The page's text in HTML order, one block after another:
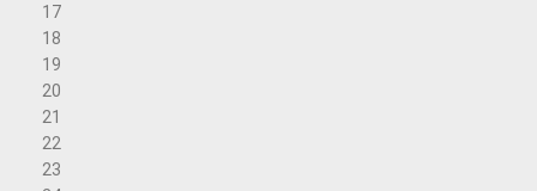
17
18
19
20
21
22
23